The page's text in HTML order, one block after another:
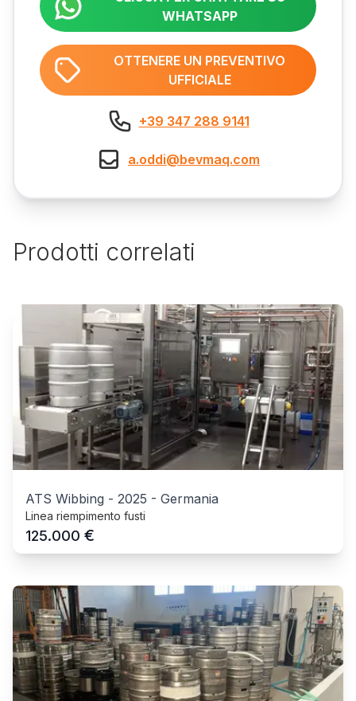
WHATSAPP
OTTENERE UN PREVENTIVO
UFFICIALE
+39 347 288 9141
a.oddi@bevmaq.com
Prodotti correlati
ATS Wibbing - 2025 - Germania
Linea riempimento fusti
125.000 €